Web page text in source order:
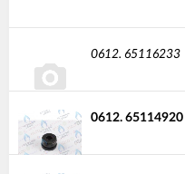
0612. 65116233
0612. 65114920